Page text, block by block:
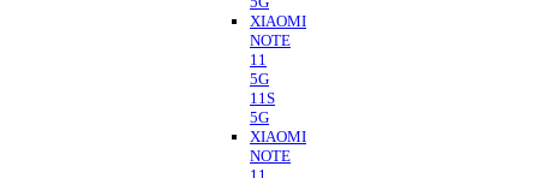
XIAOMI
NOTE
11
5G
11S
5G
XIAOMI
NOTE